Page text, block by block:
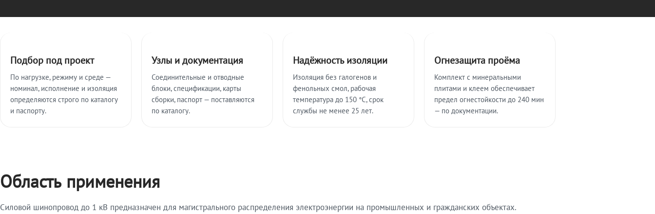
Подбор под проект
По нагрузке, режиму и среде —
номинал, исполнение и изоляция
определяются строго по каталогу
и паспорту.
Узлы и документация
Соединительные и отводные
блоки, спецификации, карты
сборки, паспорт — поставляются
по каталогу.
Надёжность изоляции
Изоляция без галогенов и
фенольных смол, рабочая
температура до 150 °C, срок
службы не менее 25 лет.
Огнезащита проёма
Комплект с минеральными
плитами и клеем обеспечивает
предел огнестойкости до 240 мин
— по документации.
Область применения
Силовой шинопровод до 1 кВ предназначен для магистрального распределения электроэнергии на промышленных и гражданских объектах.